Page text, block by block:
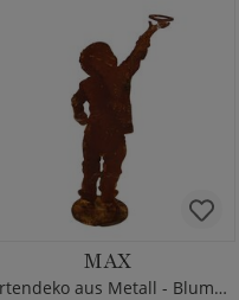
MAX
Gartendeko aus Metall - Blumenkind